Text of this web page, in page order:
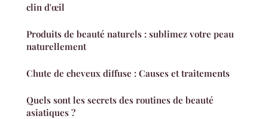
clin d'œil
Produits de beauté naturels : sublimez votre peau
naturellement
Chute de cheveux diffuse : Causes et traitements
Quels sont les secrets des routines de beauté
asiatiques ?